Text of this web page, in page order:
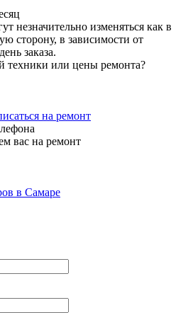
изменяться как в
сторону, в зависимости от
заказа.
техники или цены ремонта?
на ремонт
вас на ремонт
в Самаре